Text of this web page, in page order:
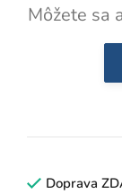
Môžete sa
Doprava